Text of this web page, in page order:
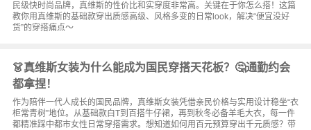
民级快时尚品牌，真维斯的性价比和实穿度非常高。关键在于你怎么搭！这篇
教你用真维斯的基础款穿出质感高级、风格多变的日常look，解决“便宜没好
货”的穿搭痛点～
👗真维斯女装为什么能成为国民穿搭天花板？🤔通勤约会
都拿捏！
作为陪伴一代人成长的国民品牌，真维斯女装凭借亲民价格与实用设计稳坐“衣
柜常青树”地位。从基础款白T到百搭牛仔裙，再到秋冬必备羊毛大衣，每一件
都精准踩中都市女性日常穿搭需求。想知道如何用百元预算穿出千元质感？带